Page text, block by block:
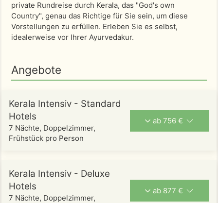
private Rundreise durch Kerala, das "God's own
Country", genau das Richtige für Sie sein, um diese
Vorstellungen zu erfüllen. Erleben Sie es selbst,
idealerweise vor Ihrer Ayurvedakur.
Angebote
Kerala Intensiv - Standard
Hotels
7 Nächte, Doppelzimmer,
Frühstück pro Person
ab 756 €
Kerala Intensiv - Deluxe
Hotels
7 Nächte, Doppelzimmer,
ab 877 €